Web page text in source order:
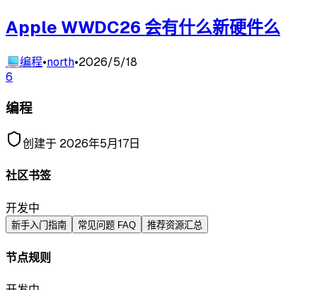
Apple WWDC26 会有什么新硬件么
💻编程•north•2026/5/18
6
编程
创建于 2026年5月17日
社区书签
开发中
新手入门指南 常见问题 FAQ 推荐资源汇总
节点规则